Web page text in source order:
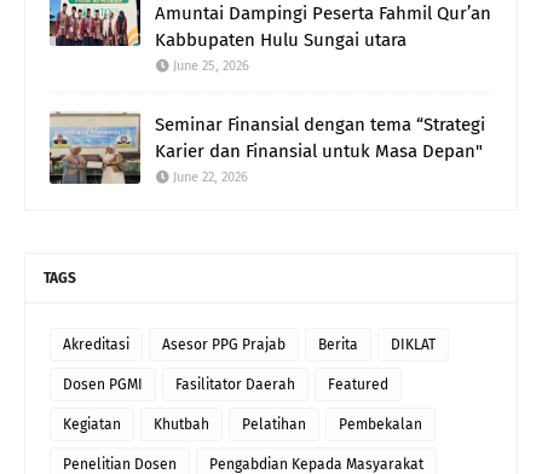
Amuntai Dampingi Peserta Fahmil Qur’an
Kabbupaten Hulu Sungai utara
June 25, 2026
Seminar Finansial dengan tema “Strategi
Karier dan Finansial untuk Masa Depan"
June 22, 2026
TAGS
Akreditasi Asesor PPG Prajab Berita DIKLAT
Dosen PGMI Fasilitator Daerah Featured
Kegiatan Khutbah Pelatihan Pembekalan
Penelitian Dosen Pengabdian Kepada Masyarakat